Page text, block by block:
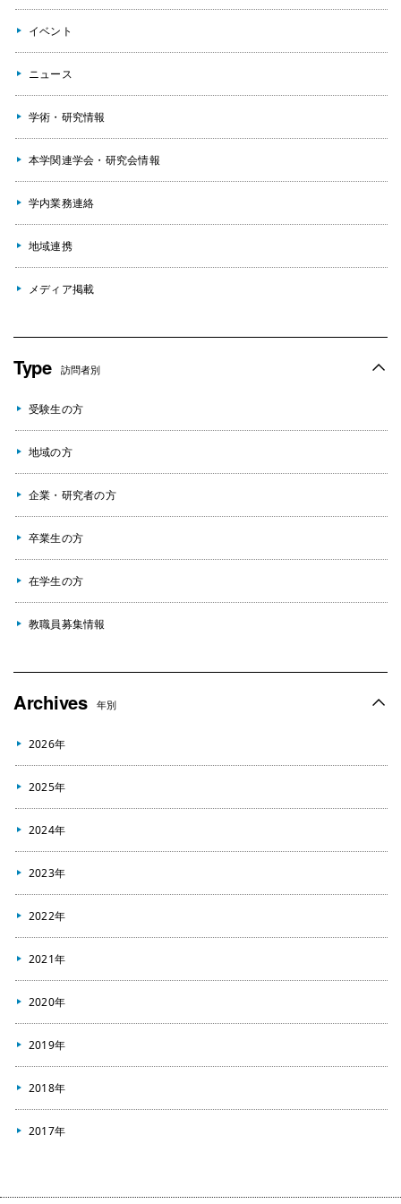
イベント
ニュース
学術・研究情報
本学関連学会・研究会情報
学内業務連絡
地域連携
メディア掲載
Type 訪問者別
受験生の方
地域の方
企業・研究者の方
卒業生の方
在学生の方
教職員募集情報
Archives 年別
2026年
2025年
2024年
2023年
2022年
2021年
2020年
2019年
2018年
2017年